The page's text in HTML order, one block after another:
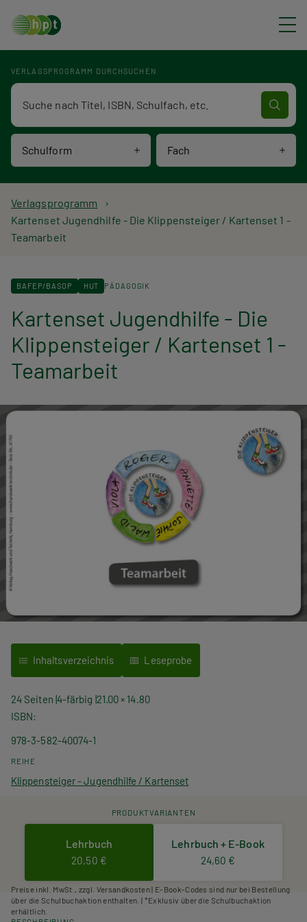
VERLAGSPROGRAMM DURCHSUCHEN
Schulform Fach
Verlagsprogramm Volltextsuche
P
f
d
n
a
v
i
g
a
t
i
o
n
Verlagsprogramm
Kartenset Jugendhilfe - Die Klippensteiger / Kartenset 1 -
Teamarbeit
BAFEP/BASOP HUT PÄDAGOGIK
Kartenset Jugendhilfe - Die
Klippensteiger / Kartenset 1 -
Teamarbeit
Inhaltsverzeichnis Leseprobe
24 Seiten 4-färbig 21.00 × 14.80
ISBN
978-3-582-40074-1
REIHE
Klippensteiger - Jugendhilfe / Kartenset
PRODUKTVARIANTEN
Lehrbuch
20,50 €
Lehrbuch + E-Book
24,60 €
Preise inkl. MwSt., zzgl. Versandkosten | E-Book-Codes sind nur bei Bestellung
über die Schulbuchaktion enthalten. | *Exklusiv über die Schulbuchaktion
erhältlich.